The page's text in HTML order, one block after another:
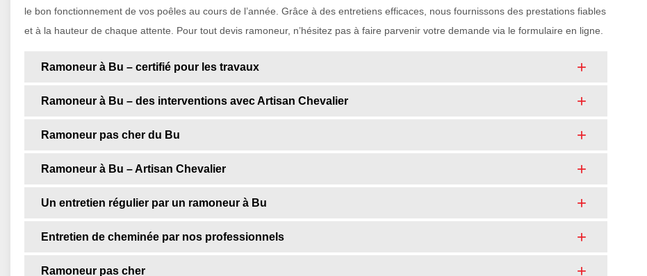
le bon fonctionnement de vos poêles au cours de l’année. Grâce à des entretiens efficaces, nous fournissons des prestations fiables
et à la hauteur de chaque attente. Pour tout devis ramoneur, n’hésitez pas à faire parvenir votre demande via le formulaire en ligne.
Ramoneur à Bu – certifié pour les travaux
Ramoneur à Bu – des interventions avec Artisan Chevalier
Ramoneur pas cher du Bu
Ramoneur à Bu – Artisan Chevalier
Un entretien régulier par un ramoneur à Bu
Entretien de cheminée par nos professionnels
Ramoneur pas cher